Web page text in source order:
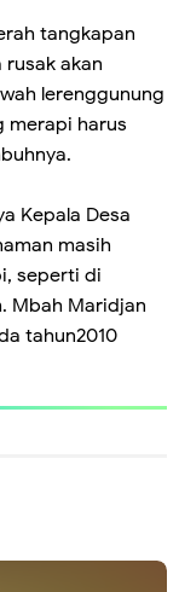
tangkapan
akan
lerenggunung
merapi harus
Kepala Desa
masih
seperti di
Mbah Maridjan
tahun2010